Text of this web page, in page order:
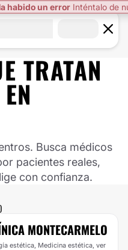
habido un error Inténtalo de
TRATAN
Busca médicos
pacientes reales,
con confianza.
MONTECARMELO
estética, Medicina estética, ver